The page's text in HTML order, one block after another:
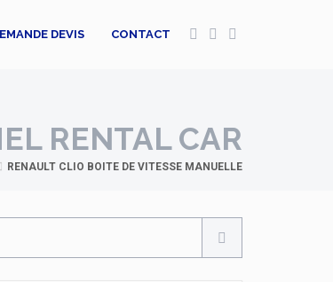
DEVIS CONTACT
RENTAL CAR
RENAULT CLIO BOITE DE VITESSE MANUELLE